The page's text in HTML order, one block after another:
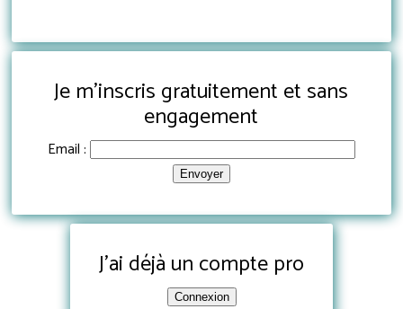
Je m'inscris gratuitement et sans
engagement
Email :
J'ai déjà un compte pro
Connexion